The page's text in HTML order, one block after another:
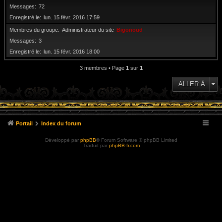
Messages
72
Enregistré le
lun. 15 févr. 2016 17:59
Membres du groupe Administrateur du site Bigonoud
Messages
3
Enregistré le
lun. 15 févr. 2016 18:00
3 membres • Page 1 sur 1
ALLER À
Portail Index du forum
Développé par phpBB® Forum Software © phpBB Limited
Traduit par phpBB-fr.com